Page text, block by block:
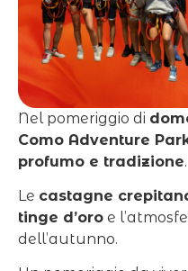
Nel pomeriggio di
Como Adventure
profumo e tradizione.
Le castagne
tinge d’oro e
dell’autunno.